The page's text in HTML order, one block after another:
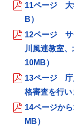
11ページ 大
B）
12ページ サ
川風連教室
10MB）
13ページ 庁
格審査を行い
14ページか
MB）